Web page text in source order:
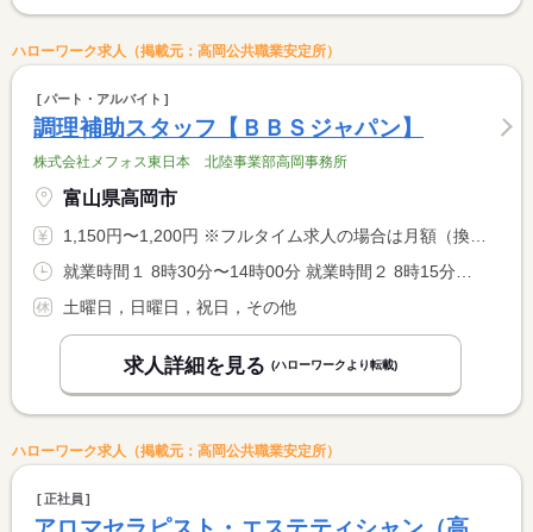
ハローワーク求人（掲載元：高岡公共職業安定所）
パート・アルバイト
調理補助スタッフ【ＢＢＳジャパン】
株式会社メフォス東日本 北陸事業部高岡事務所
富山県高岡市
1,150円〜1,200円 ※フルタイム求人の場合は月額（換算額）、パート求人の場合は時間額を表示しています。
土曜日，日曜日，祝日，その他
求人詳細を見る (ハローワークより転載)
ハローワーク求人（掲載元：高岡公共職業安定所）
正社員